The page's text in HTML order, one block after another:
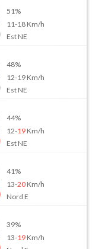
51%
11-18Km/h
Est NE
48%
12-19Km/h
Est NE
44%
12-19Km/h
Est NE
41%
13-20Km/h
Nord E
39%
13-19Km/h